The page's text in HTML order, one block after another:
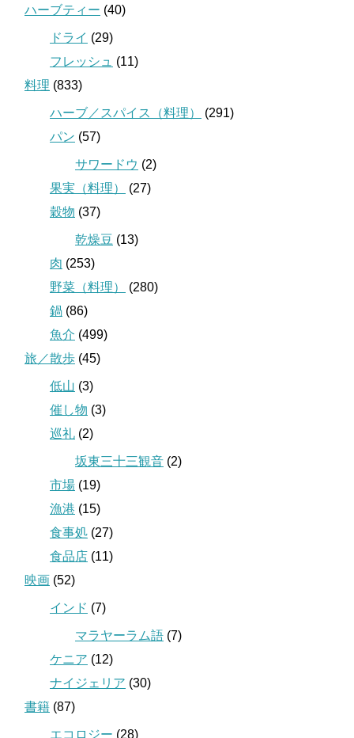
ハーブティー (40)
ドライ (29)
フレッシュ (11)
料理 (833)
ハーブ／スパイス（料理）
(291)
パン (57)
サワードウ (2)
果実（料理）
(27)
穀物 (37)
乾燥豆 (13)
肉 (253)
野菜（料理）
(280)
鍋 (86)
魚介 (499)
旅／散歩 (45)
低山 (3)
催し物 (3)
巡礼 (2)
坂東三十三観音 (2)
市場 (19)
漁港 (15)
食事処 (27)
食品店 (11)
映画 (52)
インド (7)
マラヤーラム語 (7)
ケニア (12)
ナイジェリア (30)
書籍 (87)
エコロジー (28)